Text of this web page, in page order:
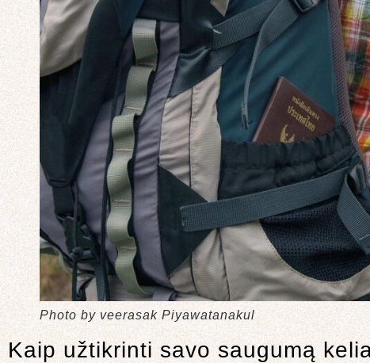
Photo by veerasak Piyawatanakul
Kaip užtikrinti savo saugumą